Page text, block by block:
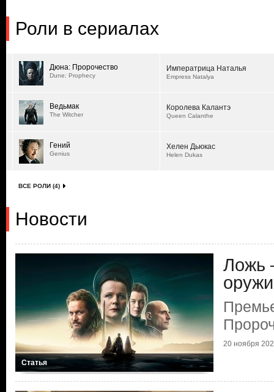
Роли в сериалах
Дюна: Пророчество
Dune: Prophecy
Императрица Наталья
Empress Natalya
Ведьмак
The Witcher
Королева Калантэ
Queen Calanthe
Гений
Genius
Хелен Дьюкас
Helen Dukas
ВСЕ РОЛИ (4)
Новости
Статья
Ложь
20 ноября